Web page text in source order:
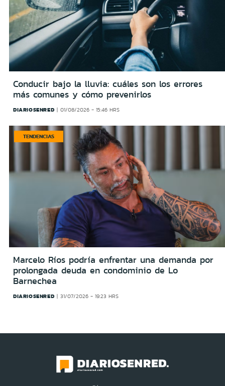
Conducir bajo la lluvia: cuáles son los errores
más comunes y cómo prevenirlos
DIARIOSENRED 01/08/2026 - 15:46 HRS
TENDENCIAS
Marcelo Ríos podría enfrentar una demanda por
prolongada deuda en condominio de Lo
Barnechea
DIARIOSENRED 31/07/2026 - 19:23 HRS